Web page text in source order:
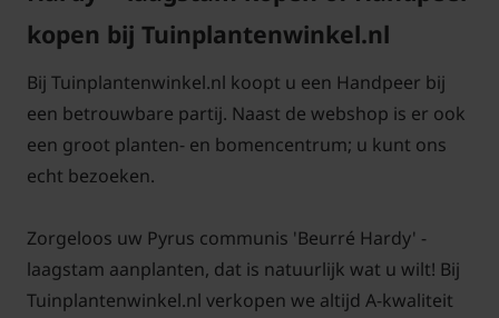
leveren. Aanplanten in de herfst, winter, lente én
zomer is dus altijd mogelijk, met
aangroeigarantie!
kopen bij Tuinplantenwinkel.nl
Bij Tuinplantenwinkel.nl koopt u een Handpeer bij
een betrouwbare partij. Naast de webshop is er ook
een groot planten- en bomencentrum; u kunt ons
echt bezoeken.
Zorgeloos uw Pyrus communis 'Beurré Hardy' -
laagstam aanplanten, dat is natuurlijk wat u wilt! Bij
Tuinplantenwinkel.nl verkopen we altijd A-kwaliteit